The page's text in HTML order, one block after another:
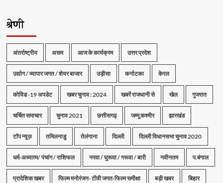
श्रेणी
अंतर्राष्ट्रीय असम आज के कार्यक्रम उत्तर प्रदेश
उद्योग / व्यापार जगत / शेयर बाजार उड़ीसा कर्नाटका केरल
कोविड -19 अपडेट खबर चुनाव : 2024 खबरें राजधानी से खेल गुजरात
चर्चित समाचार चुनाव 2021 छत्तीसगढ़ जम्मू कश्मीर झारखंड
टॉप न्यूज़ तमिलनाडु तेलंगाना दिल्ली दिल्ली विधानसभा चुनाव 2020
धर्म-अध्यात्म/ पंचांग / राशिफल नरवा / घुरूवा / गरूवा / बारी नवीनतम प.बंगाल
प्रादेशिक खबर फिल्म मनोरंजन- टीवी जगत-फिल्म समीक्षा बड़ी खबर बिहार